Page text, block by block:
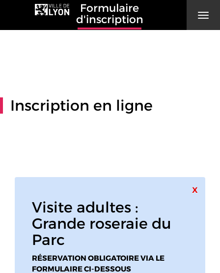
Formulaire
d'inscription
Inscription en ligne
x
Visite adultes :
Grande roseraie du
Parc
RÉSERVATION OBLIGATOIRE VIA LE
FORMULAIRE CI-DESSOUS